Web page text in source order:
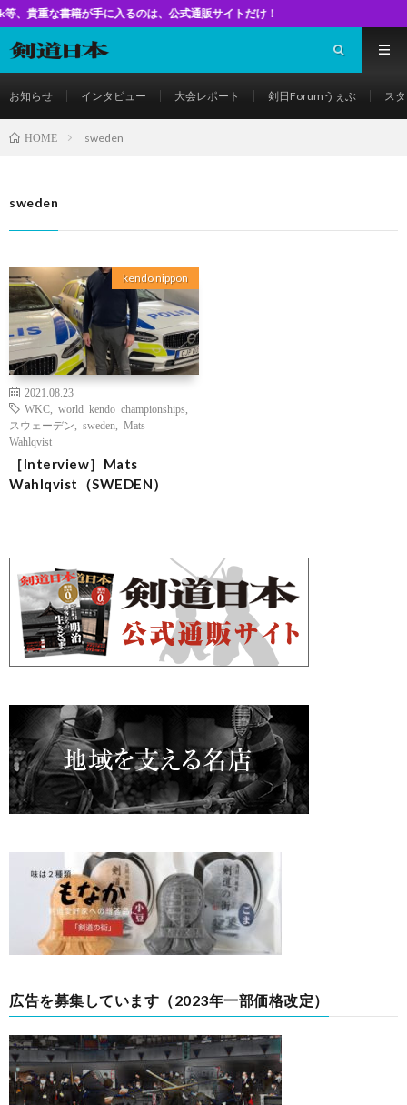
が手に入るのは、公式通販サイトだけ！
お知らせ インタビュー 大会レポート 剣日Forumうぇぶ ス
HOME sweden
sweden
kendo nippon
2021.08.23
WKC
world kendo championships
スウェーデン
sweden
Mats
Wahlqvist
［Interview］Mats
Wahlqvist（SWEDEN）
広告を募集しています（2023年一部価格改定）